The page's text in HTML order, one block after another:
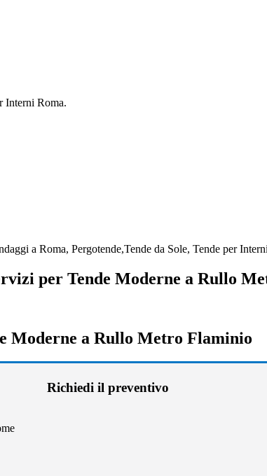
Interni Roma.
a Roma, Pergotende,Tende da Sole, Tende per
per Tende Moderne a Rullo
Moderne a Rullo Metro Flaminio
Richiedi il preventivo